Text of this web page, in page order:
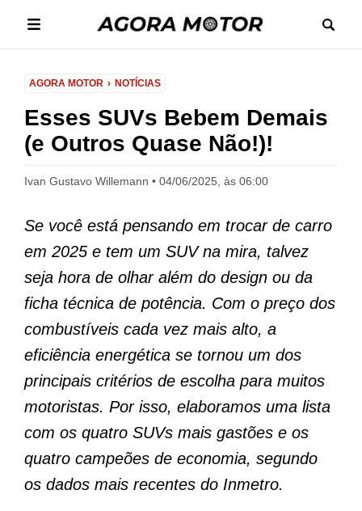
AGORA MOTOR NOTÍCIAS
Esses SUVs Bebem Demais
(e Outros Quase Não!)!
Ivan Gustavo Willemann 04/06/2025, às 06:00
Se você está pensando em trocar de carro
em 2025 e tem um SUV na mira, talvez
seja hora de olhar além do design ou da
ficha técnica de potência. Com o preço dos
combustíveis cada vez mais alto, a
eficiência energética se tornou um dos
principais critérios de escolha para muitos
motoristas. Por isso, elaboramos uma lista
com os quatro SUVs mais gastões e os
quatro campeões de economia, segundo
os dados mais recentes do Inmetro.